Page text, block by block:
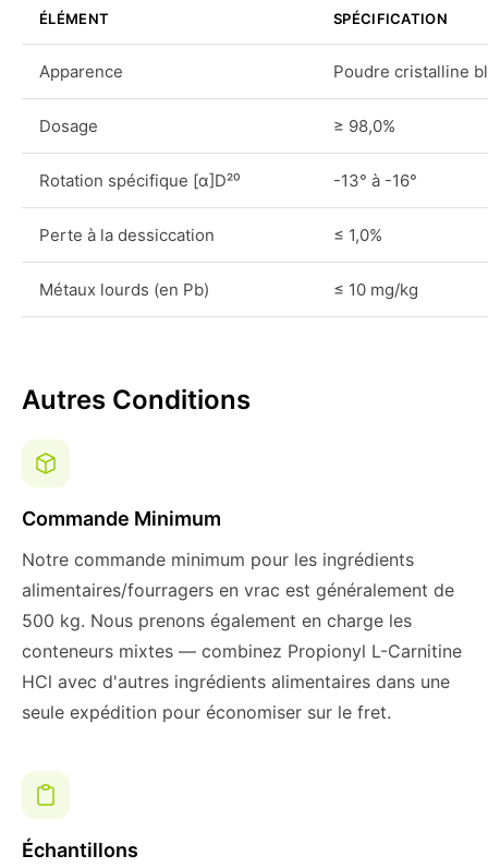
ÉLÉMENT SPÉCIFICATION
Apparence Poudre cristalline
Dosage ≥ 98,0%
Rotation spécifique [α]D²⁰ -13° à -16°
Perte à la dessiccation ≤ 1,0%
Métaux lourds (en Pb) ≤ 10 mg/kg
Autres Conditions
Commande Minimum
Notre commande minimum pour les ingrédients
alimentaires/fourragers en vrac est généralement de
500 kg. Nous prenons également en charge les
conteneurs mixtes — combinez Propionyl L-Carnitine
HCl avec d'autres ingrédients alimentaires dans une
seule expédition pour économiser sur le fret.
Échantillons